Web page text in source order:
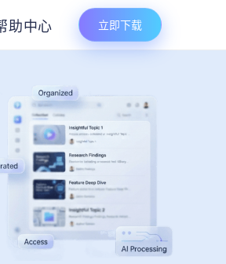
助中心 立即下载